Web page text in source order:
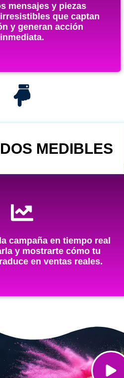
mensajes y piezas
que captan
y generan acción
inmediata.
MEDIBLES
campaña en tiempo real
y mostrarte cómo tu
en ventas reales.